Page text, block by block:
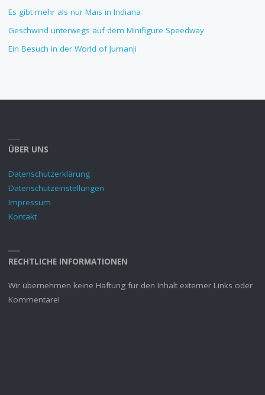
Es gibt mehr als nur Mais in Indiana
Geschwind unterwegs auf dem Minifigure Speedway
Ein Besuch in der World of Jumanji
ÜBER UNS
Datenschutzerklärung
Datenschutzeinstellungen
Impressum
Kontakt
RECHTLICHE INFORMATIONEN
Wir übernehmen keine Haftung für den Inhalt externer Links oder
Kommentare!